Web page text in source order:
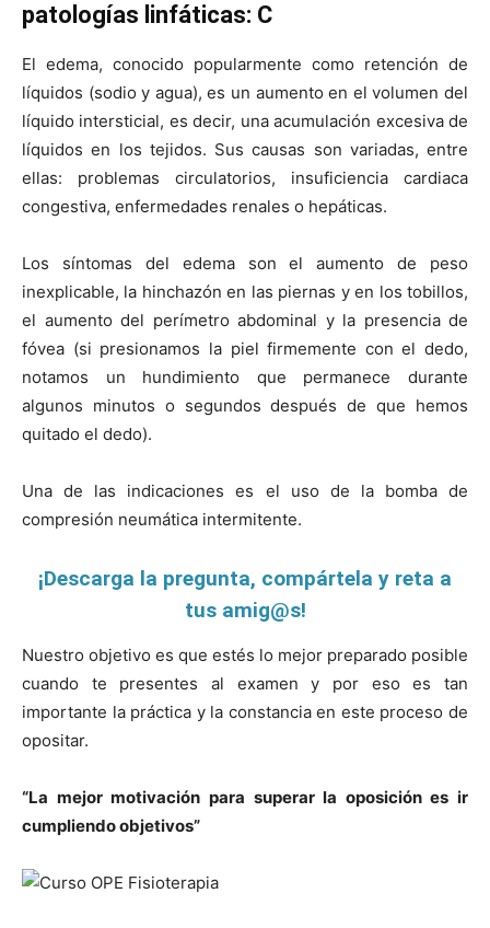
patologías linfáticas: C
El edema, conocido popularmente como retención de
líquidos (sodio y agua), es un aumento en el volumen del
líquido intersticial, es decir, una acumulación excesiva de
líquidos en los tejidos. Sus causas son variadas, entre
ellas: problemas circulatorios, insuficiencia cardiaca
congestiva, enfermedades renales o hepáticas.
Los síntomas del edema son el aumento de peso
inexplicable, la hinchazón en las piernas y en los tobillos,
el aumento del perímetro abdominal y la presencia de
fóvea (si presionamos la piel firmemente con el dedo,
notamos un hundimiento que permanece durante
algunos minutos o segundos después de que hemos
quitado el dedo).
Una de las indicaciones es el uso de la bomba de
compresión neumática intermitente.
¡Descarga la pregunta, compártela y reta a
tus amig@s!
Nuestro objetivo es que estés lo mejor preparado posible
cuando te presentes al examen y por eso es tan
importante la práctica y la constancia en este proceso de
opositar.
“La mejor motivación para superar la oposición es ir
cumpliendo objetivos”